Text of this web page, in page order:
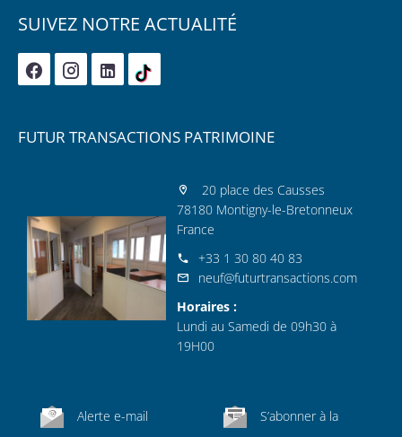
SUIVEZ NOTRE ACTUALITÉ
FUTUR TRANSACTIONS PATRIMOINE
20 place des Causses
78180 Montigny-le-Bretonneux
France
+33 1 30 80 40 83
neuf@futurtransactions.com
Horaires :
Lundi au Samedi de 09h30 à
19H00
Alerte e-mail
S’abonner à la